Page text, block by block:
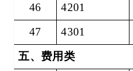
46
4201
47
4301
五、费用类